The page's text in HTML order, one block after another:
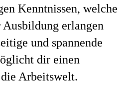
Kenntnissen, welche
erlangen
und spannende
dir einen
Arbeitswelt.